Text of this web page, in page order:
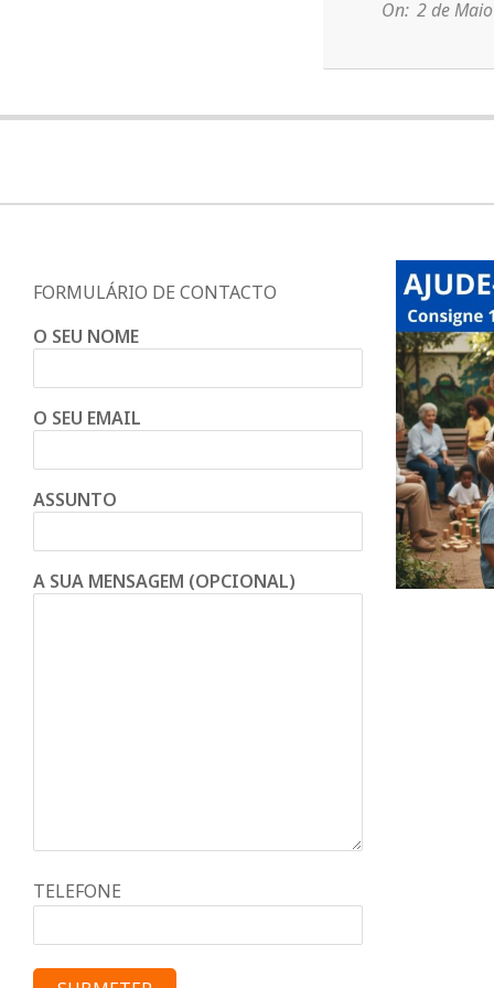
o
C
o
n
d
e
02
On: 2 de
FORMULÁRIO DE CONTACTO
O SEU NOME
O SEU EMAIL
ASSUNTO
A SUA MENSAGEM (OPCIONAL)
TELEFONE